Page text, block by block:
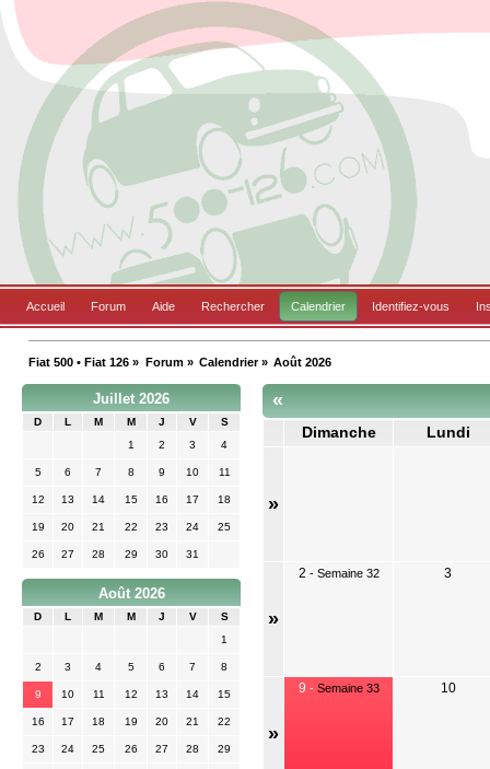
Accueil Forum Aide Rechercher Calendrier Identifiez-vous
Fiat 500 • Fiat 126 » Forum» Calendrier» Août 2026
Juillet 2026
D L M M J V
S
1
2 3 4
5 6 7 8 9 10 11
12 13 14 15 16 17 18
19 20 21 22 23 24 25
26 27 28 29 30 31
Août 2026
D L M M J V
S
1
2 3 4 5 6 7 8
9 10 11 12 13 14 15
16 17 18 19 20 21 22
23 24 25 26 27 28 29
«
Dimanche Lundi
»
»
2 - Semaine 32 3
»
9 - Semaine 33 10